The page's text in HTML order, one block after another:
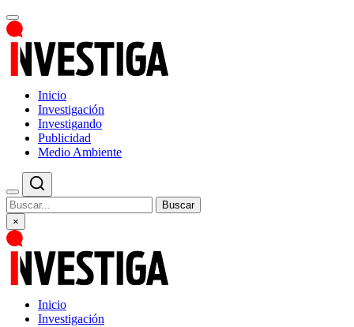
Inicio
Investigación
Investigando
Publicidad
Medio Ambiente
Buscar
×
Inicio
Investigación